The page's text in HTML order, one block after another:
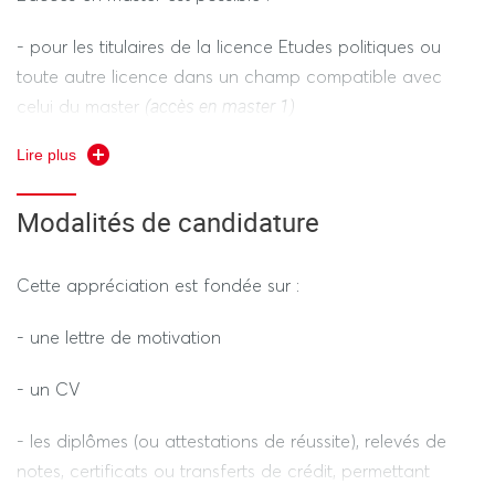
- Début février
- pour les titulaires de la licence Etudes politiques ou
toute autre licence dans un champ compatible avec
celui du master (accès en master 1)
- pour les titulaires du master 1 Etudes politiques ou tout
autre M1 dans un champ compatible
accès sans avoir le diplôme requis, compte tenu des
études, des acquis personnels et des expériences
notamment à l’étranger
Lire plus
Modalités de candidature
Cette appréciation est fondée sur :
- une lettre de motivation
- un CV
- les diplômes (ou attestations de réussite), relevés de
notes, certificats ou transferts de crédit, permettant